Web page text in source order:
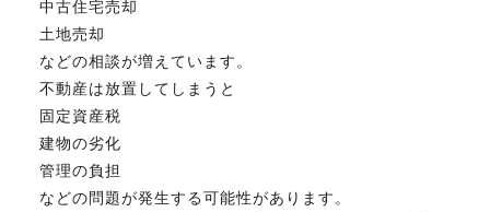
中古住宅売却
土地売却
などの相談が増えています。
不動産は放置してしまうと
固定資産税
建物の劣化
管理の負担
などの問題が発生する可能性があります。